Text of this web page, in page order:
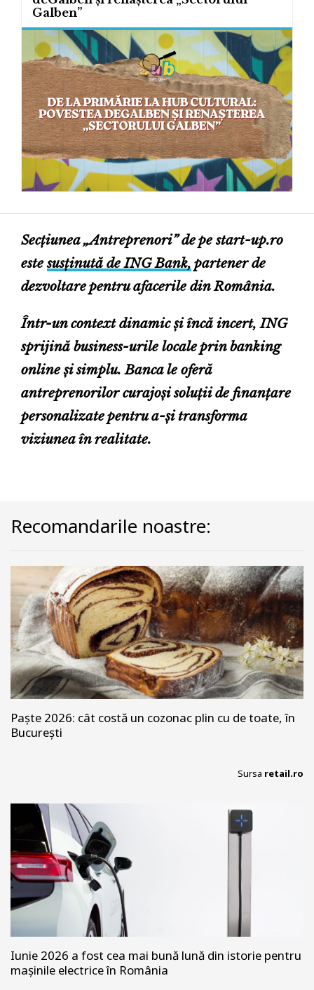
Galben”
Secțiunea „Antreprenori” de pe start-up.ro
estesusținută de ING Bank, partener de
dezvoltare pentru afacerile din România.
Într-un context dinamic și încă incert, ING
sprijină business-urile locale prin banking
online și simplu. Banca le oferă
antreprenorilor curajoși soluții de finanțare
personalizate pentru a-și transforma
viziunea în realitate.
Recomandarile noastre:
Paște 2026: cât costă un cozonac plin cu de toate, în
București
Sursa retail.ro
Iunie 2026 a fost cea mai bună lună din istorie pentru
mașinile electrice în România